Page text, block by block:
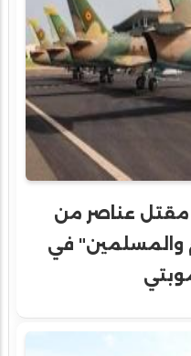
مقتل عناصر من
والمسلمين" في